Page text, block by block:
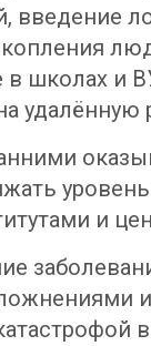
введение
школах и
удалённую
и
и